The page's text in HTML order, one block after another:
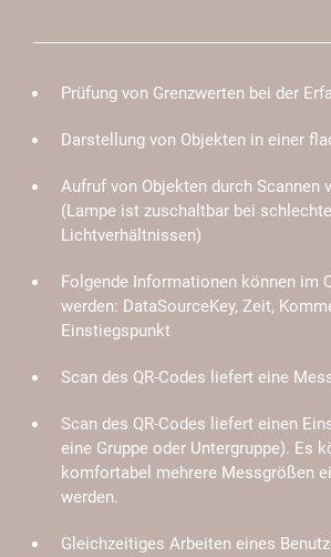
Prüfung von Grenzwerten bei der
Darstellung von Objekten in einer
Aufruf von Objekten durch Scannen
(Lampe ist zuschaltbar bei
Lichtverhältnissen)
Folgende Informationen können im
werden: DataSourceKey, Zeit,
Einstiegspunkt
Scan des QR-Codes liefert eine
Scan des QR-Codes liefert einen
eine Gruppe oder Untergruppe). Es
komfortabel mehrere Messgrößen
werden.
Gleichzeitiges Arbeiten eines